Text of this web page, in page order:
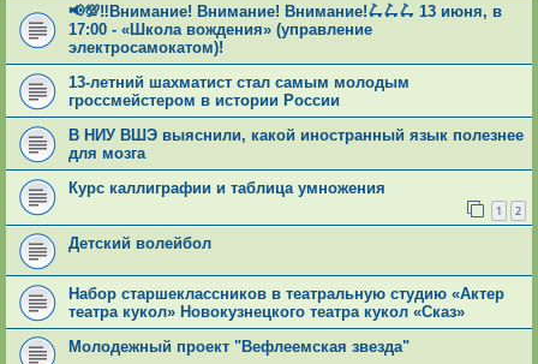
📢💯‼Внимание! Внимание! Внимание!🛴🛴🛴 13 июня, в
17:00 - «Школа вождения» (управление
электросамокатом)!
13-летний шахматист стал самым молодым
гроссмейстером в истории России
В НИУ ВШЭ выяснили, какой иностранный язык полезнее
для мозга
Курс каллиграфии и таблица умножения
1 2
Детский волейбол
Набор старшеклассников в театральную студию «Актер
театра кукол» Новокузнецкого театра кукол «Сказ»
Молодежный проект "Вефлеемская звезда"